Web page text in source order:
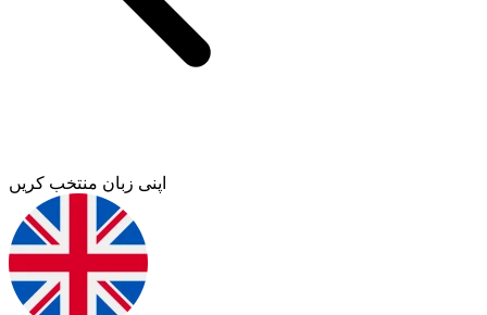
اپنی زبان منتخب کریں